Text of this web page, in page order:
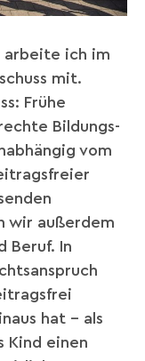
arbeite ich im
mit.
Frühe
Bildungs-
vom
wir außerdem
Beruf. In
hat – als
Kind einen